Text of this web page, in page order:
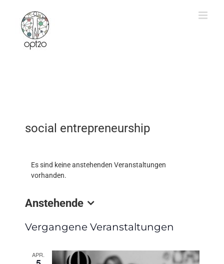
springen
social entrepreneurship
Es sind keine anstehenden Veranstaltungen
vorhanden.
Anstehende
wählen.
Vergangene Veranstaltungen
APR.